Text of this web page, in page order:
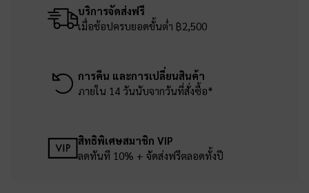
บริการจัดส่งฟรี
เมื่อช้อปครบยอดขั้นต่ำ ฿2,500
การคืน และการเปลี่ยนสินค้า
ภายใน 14 วันนับจากวันที่สั่งซื้อ*
สิทธิพิเศษสมาชิก VIP
ลดทันที 10% + จัดส่งฟรีตลอดทั้งปี